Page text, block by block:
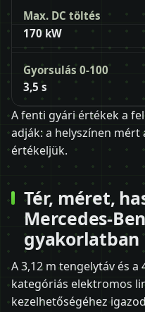
Max. DC töltés
170 kW
Gyorsulás 0-100
3,5 s
A fenti gyári értékek a
adják: a helyszínen
értékeljük.
Tér, méret,
Mercedes-
gyakorlatban
A 3,12 m tengelytáv és
kategóriás elektromos
kezelhetőségéhez